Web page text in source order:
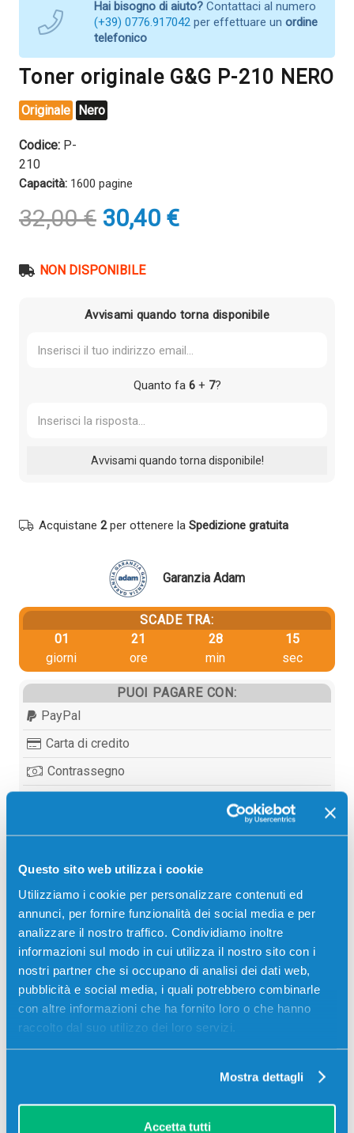
Questo sito web utilizza i cookie
Utilizziamo i cookie per personalizzare contenuti ed
annunci, per fornire funzionalità dei social media e per
analizzare il nostro traffico. Condividiamo inoltre
informazioni sul modo in cui utilizza il nostro sito con i
nostri partner che si occupano di analisi dei dati web,
pubblicità e social media, i quali potrebbero combinarle
con altre informazioni che ha fornito loro o che hanno
raccolto dal suo utilizzo dei loro servizi.
Mostra dettagli
Accetta tutti
Hai bisogno di aiuto? Contattaci al numero
(+39) 0776.917042 per effettuare un ordine
telefonico
Toner originale G&G P-210 NERO
Originale Nero
Codice: P-
210
Capacità: 1600 pagine
32,00€ Il
prezzo
era:
30,40 €Il
prezzo
NON DISPONIBILE
Avvisami quando torna disponibile
Quanto fa 6+ 7?
Acquistane 2per ottenere la Spedizione gratuita
Garanzia Adam
SCADE TRA:
01
giorni
21
ore
28
min
15
sec
PUOI PAGARE CON:
PayPal
Carta di credito
Contrassegno
Descrizione
Toner originale G&G P-210 NERO 1600 pagine per
Stampanti: G&G M2022, G&G M2022NW, G&G P2022,
G&G P2022W